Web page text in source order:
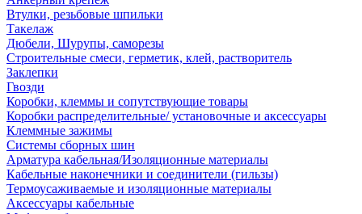
Втулки, резьбовые шпильки
Такелаж
Дюбели, Шурупы, саморезы
Строительные смеси, герметик, клей, растворитель
Заклепки
Гвозди
Коробки, клеммы и сопутствующие товары
Коробки распределительные/ установочные и аксессуары
Клеммные зажимы
Системы сборных шин
Арматура кабельная/Изоляционные материалы
Кабельные наконечники и соединители (гильзы)
Термоусаживаемые и изоляционные материалы
Аксессуары кабельные